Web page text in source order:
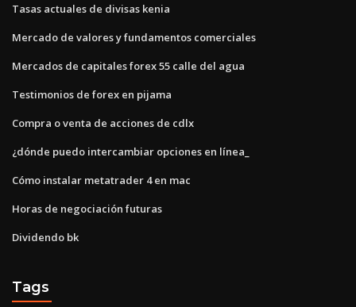
Tasas actuales de divisas kenia
Mercado de valores y fundamentos comerciales
Mercados de capitales forex 55 calle del agua
Testimonios de forex en pijama
Compra o venta de acciones de cdlx
¿dónde puedo intercambiar opciones en línea_
Cómo instalar metatrader 4 en mac
Horas de negociación futuras
Dividendo bk
Tags